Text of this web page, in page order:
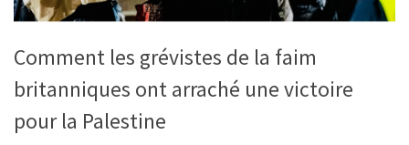
Comment les grévistes de la faim
britanniques ont arraché une victoire
pour la Palestine